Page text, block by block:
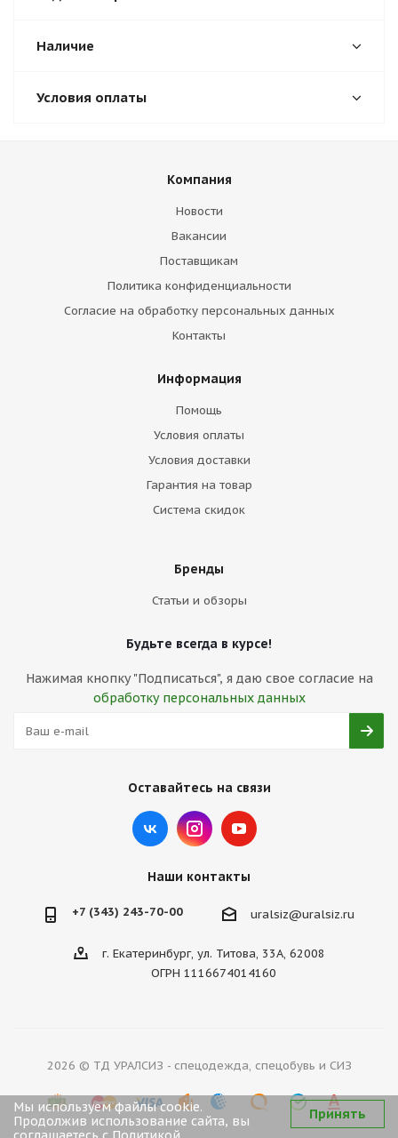
Наличие
Условия оплаты
Компания
Новости
Вакансии
Поставщикам
Политика конфиденциальности
Согласие на обработку персональных данных
Контакты
Информация
Помощь
Условия оплаты
Условия доставки
Гарантия на товар
Система скидок
Бренды
Статьи и обзоры
Будьте всегда в курсе!
Нажимая кнопку "Подписаться", я даю свое согласие на
обработку персональных данных
Оставайтесь на связи
Наши контакты
+7 (343) 243-70-00 uralsiz@uralsiz.ru
г. Екатеринбург, ул. Титова, 33А, 62008
ОГРН 1116674014160
2026 © ТД УРАЛСИЗ - спецодежда, спецобувь и СИЗ
Мы используем файлы cookie.
Продолжив использование сайта, вы
Принять